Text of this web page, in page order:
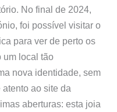
No final de 2024,
foi possível visitar o
para ver de perto os
um local tão
nova identidade, sem
ao site da
aberturas: esta joia